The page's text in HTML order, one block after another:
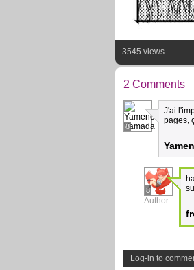
3545 views
2 Comments
8
J'ai
pages,
8
Author
Log-in to